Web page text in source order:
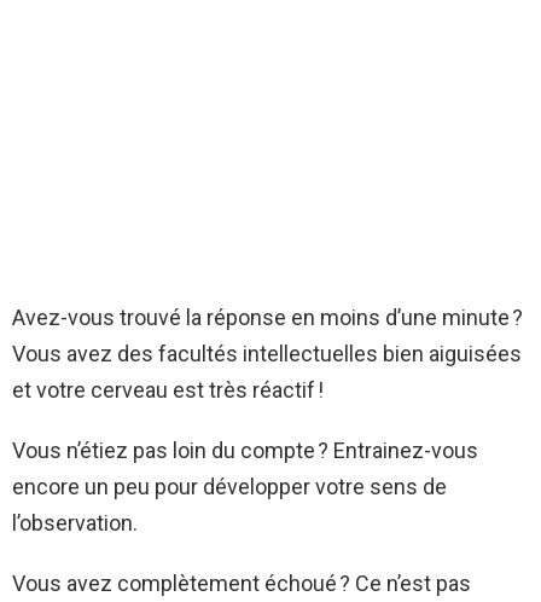
Avez-vous trouvé la réponse en moins d’une minute ?
Vous avez des facultés intellectuelles bien aiguisées
et votre cerveau est très réactif !
Vous n’étiez pas loin du compte ? Entrainez-vous
encore un peu pour développer votre sens de
l’observation.
Vous avez complètement échoué ? Ce n’est pas